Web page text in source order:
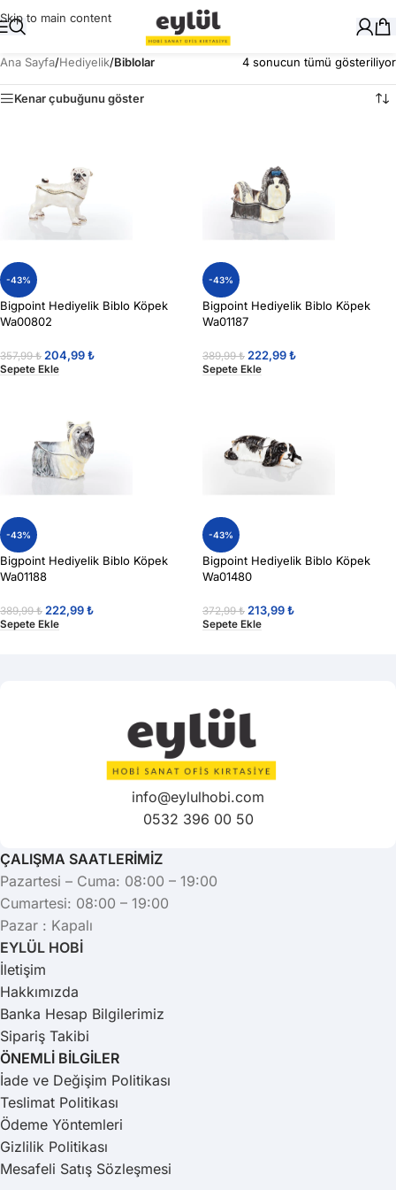
Skip to main content
Ana Sayfa/Hediyelik/Biblolar 4 sonucun tümü gösteriliyor
Kenar çubuğunu göster
-43%
Bigpoint Hediyelik Biblo Köpek
Wa00802
357,99₺ 204,99₺
Sepete Ekle
-43%
Bigpoint Hediyelik Biblo Köpek
Wa01187
389,99₺ 222,99₺
Sepete Ekle
-43%
Bigpoint Hediyelik Biblo Köpek
Wa01188
389,99₺ 222,99₺
Sepete Ekle
-43%
Bigpoint Hediyelik Biblo Köpek
Wa01480
372,99₺ 213,99₺
Sepete Ekle
info@eylulhobi.com
0532 396 00 50
ÇALIŞMA SAATLERİMİZ
Pazartesi – Cuma: 08:00 – 19:00
Cumartesi: 08:00 – 19:00
Pazar : Kapalı
EYLÜL HOBİ
İletişim
Hakkımızda
Banka Hesap Bilgilerimiz
Sipariş Takibi
ÖNEMLİ BİLGİLER
İade ve Değişim Politikası
Teslimat Politikası
Ödeme Yöntemleri
Gizlilik Politikası
Mesafeli Satış Sözleşmesi